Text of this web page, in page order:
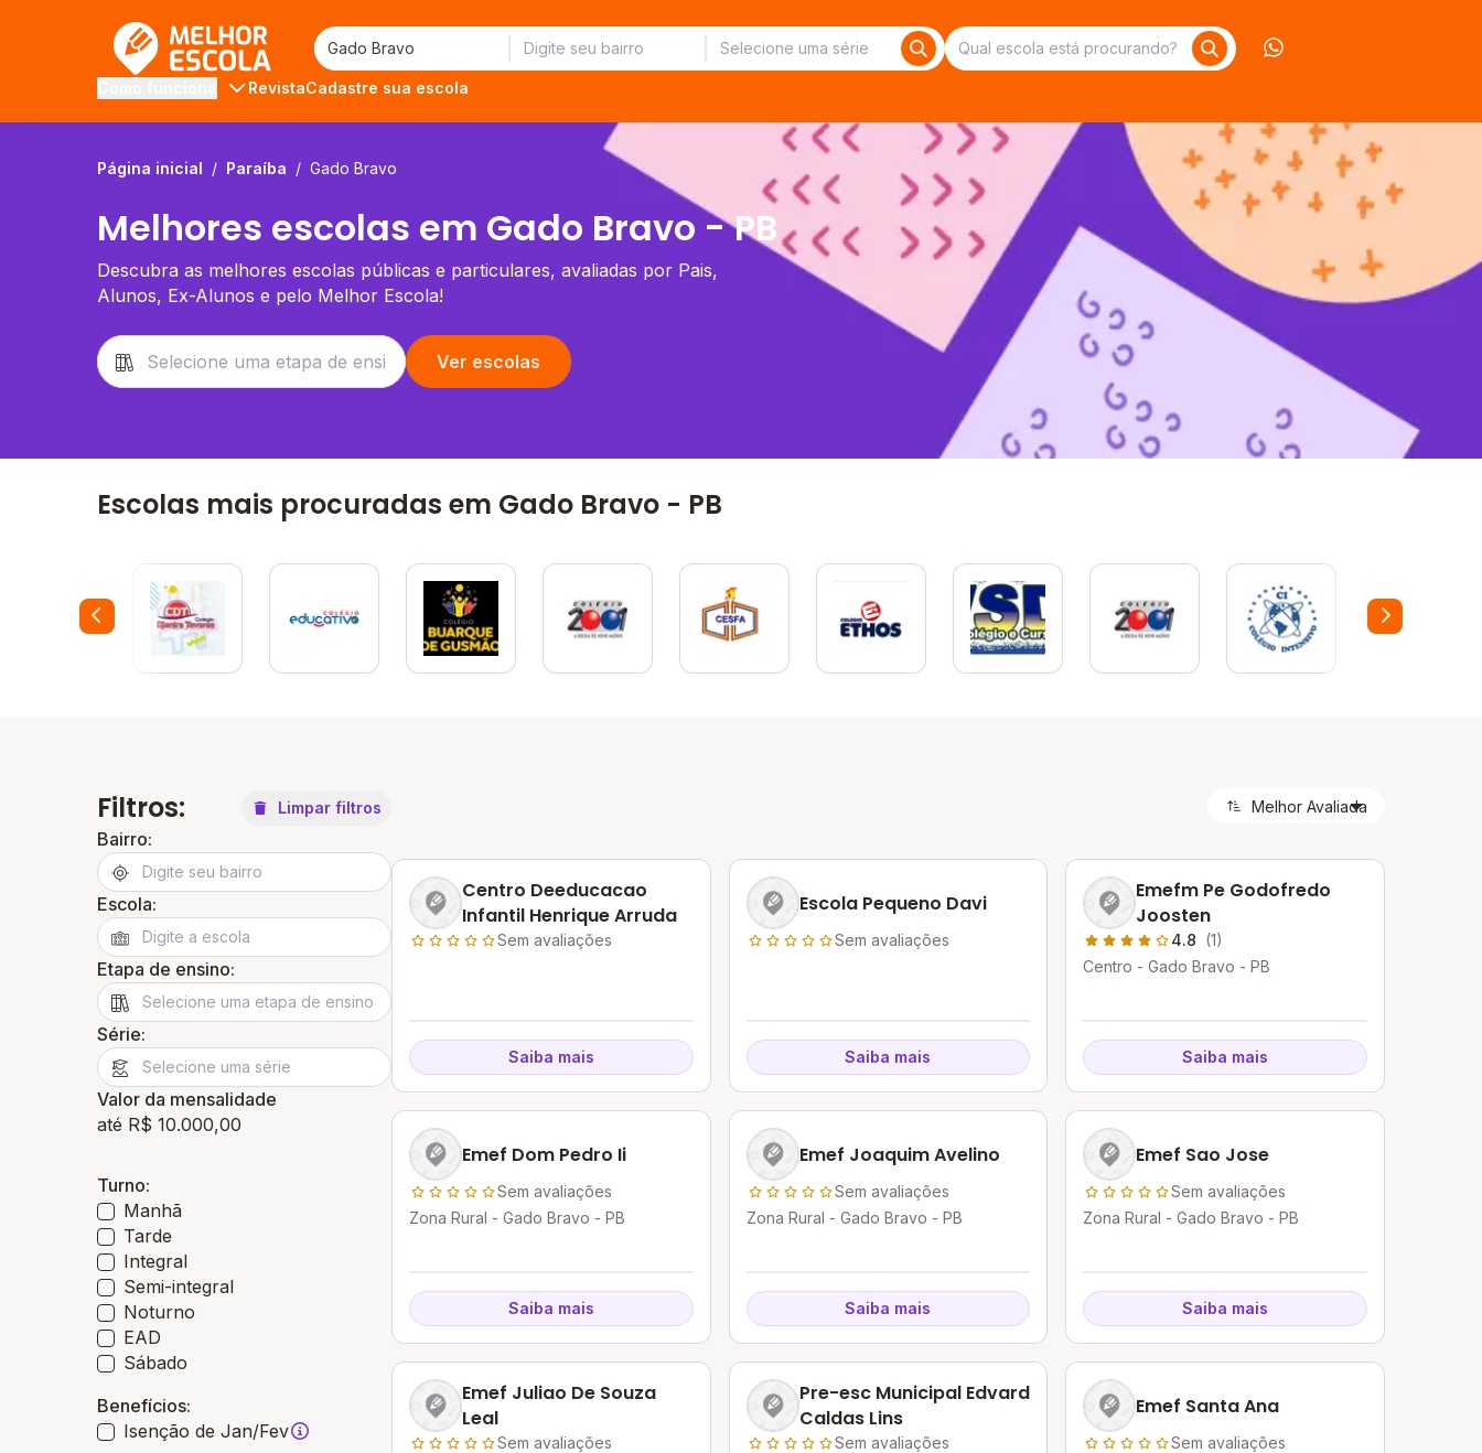
RevistaCadastre sua escola
Página inicial / Paraíba / Gado Bravo
Melhores escolas em Gado Bravo - PB
Descubra as melhores escolas públicas e particulares, avaliadas por Pais,
Alunos, Ex-Alunos e pelo Melhor Escola!
Ver escolas
Escolas mais procuradas em Gado Bravo - PB
Filtros: Limpar filtros
Bairro:
Escola:
Etapa de ensino:
Série:
Valor da mensalidade
até R$ 10.000,00
Turno:
Manhã
Tarde
Integral
Semi-integral
Noturno
EAD
Sábado
Benefícios:
Isenção de Jan/Fev
Centro Deeducacao
Infantil Henrique Arruda
Sem avaliações
Saiba mais
Escola Pequeno Davi
Sem avaliações
Saiba mais
Emefm Pe Godofredo
Joosten
4.8 (1)
Centro - Gado Bravo - PB
Saiba mais
Emef Dom Pedro Ii
Sem avaliações
Zona Rural - Gado Bravo - PB
Saiba mais
Emef Joaquim Avelino
Sem avaliações
Zona Rural - Gado Bravo - PB
Saiba mais
Emef Sao Jose
Sem avaliações
Zona Rural - Gado Bravo - PB
Saiba mais
Emef Juliao De Souza
Leal
Sem avaliações
Pre-esc Municipal Edvard
Caldas Lins
Sem avaliações
Emef Santa Ana
Sem avaliações